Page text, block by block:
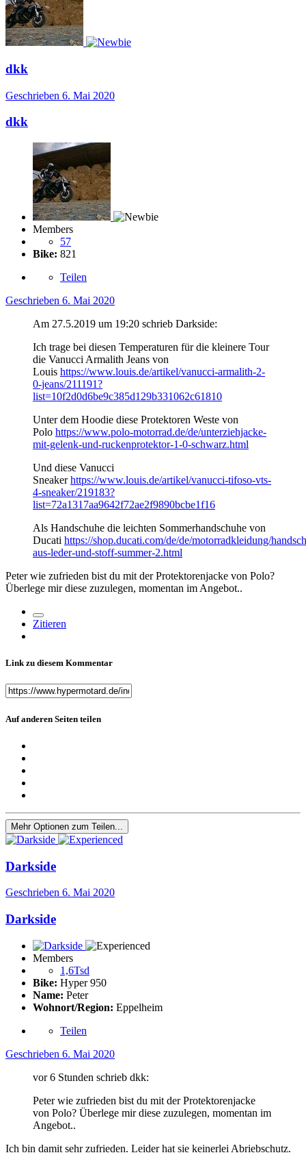
dkk
Geschrieben 6. Mai 2020
dkk
Members
57
Bike: 821
Teilen
Geschrieben 6. Mai 2020
Am 27.5.2019 um 19:20 schrieb Darkside:
Ich trage bei diesen Temperaturen für die kleinere Tour
die Vanucci Armalith Jeans von
Louis https://www.louis.de/artikel/vanucci-armalith-2-
0-jeans/211191?
list=10f2d0d6be9c385d129b331062c61810
Unter dem Hoodie diese Protektoren Weste von
Polo https://www.polo-motorrad.de/de/unterziehjacke-
mit-gelenk-und-ruckenprotektor-1-0-schwarz.html
Und diese Vanucci
Sneakerhttps://www.louis.de/artikel/vanucci-tifoso-vts-
4-sneaker/219183?
list=72a1317aa9642f72ae2f9890bcbe1f16
Als Handschuhe die leichten Sommerhandschuhe von
Ducati https://shop.ducati.com/de/de/motorradkleidung/
aus-leder-und-stoff-summer-2.html
Peter wie zufrieden bist du mit der Protektorenjacke von Polo?
Überlege mir diese zuzulegen, momentan im Angebot..
Zitieren
Link zu diesem Kommentar
Auf anderen Seiten teilen
Mehr Optionen zum Teilen...
Darkside
Geschrieben 6. Mai 2020
Darkside
Members
1,6Tsd
Bike: Hyper 950
Name: Peter
Wohnort/Region: Eppelheim
Teilen
Geschrieben 6. Mai 2020
vor 6 Stunden schrieb dkk:
Peter wie zufrieden bist du mit der Protektorenjacke
von Polo? Überlege mir diese zuzulegen, momentan im
Angebot..
Ich bin damit sehr zufrieden. Leider hat sie keinerlei Abriebschutz.